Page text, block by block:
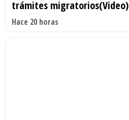
trámites migratorios(Video)
Hace 20 horas